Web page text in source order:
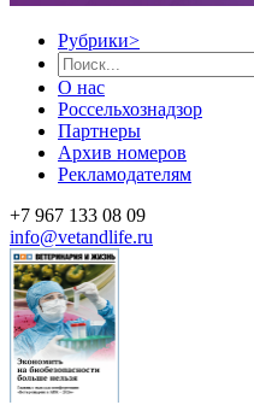
Рубрики>
О нас
Россельхознадзор
Партнеры
Архив номеров
Рекламодателям
+7 967 133 08 09
info@vetandlife.ru